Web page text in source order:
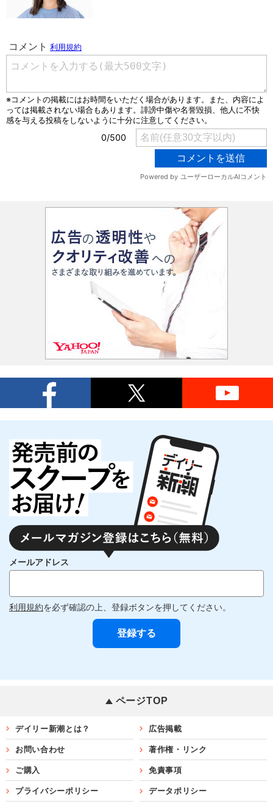
メールアドレス
利用規約を必ず確認の上、登録ボタンを押してください。
ページTOP
デイリー新潮とは？ 広告掲載
お問い合わせ 著作権・リンク
ご購入 免責事項
プライバシーポリシー データポリシー